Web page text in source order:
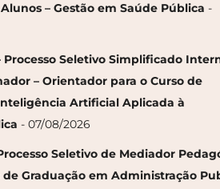
– Gestão em Saúde Pública -
Processo Seletivo Simplificado
– Orientador para o Curso de
Artificial Aplicada à
- 07/08/2026
Seletivo de Mediador
Graduação em Administração